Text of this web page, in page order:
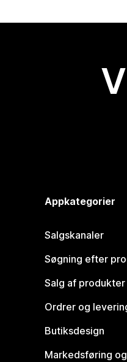
Appkategorier
Salgskanaler
Søgning efter
Salg af produkter
Ordrer og
Butiksdesign
Markedsføring og